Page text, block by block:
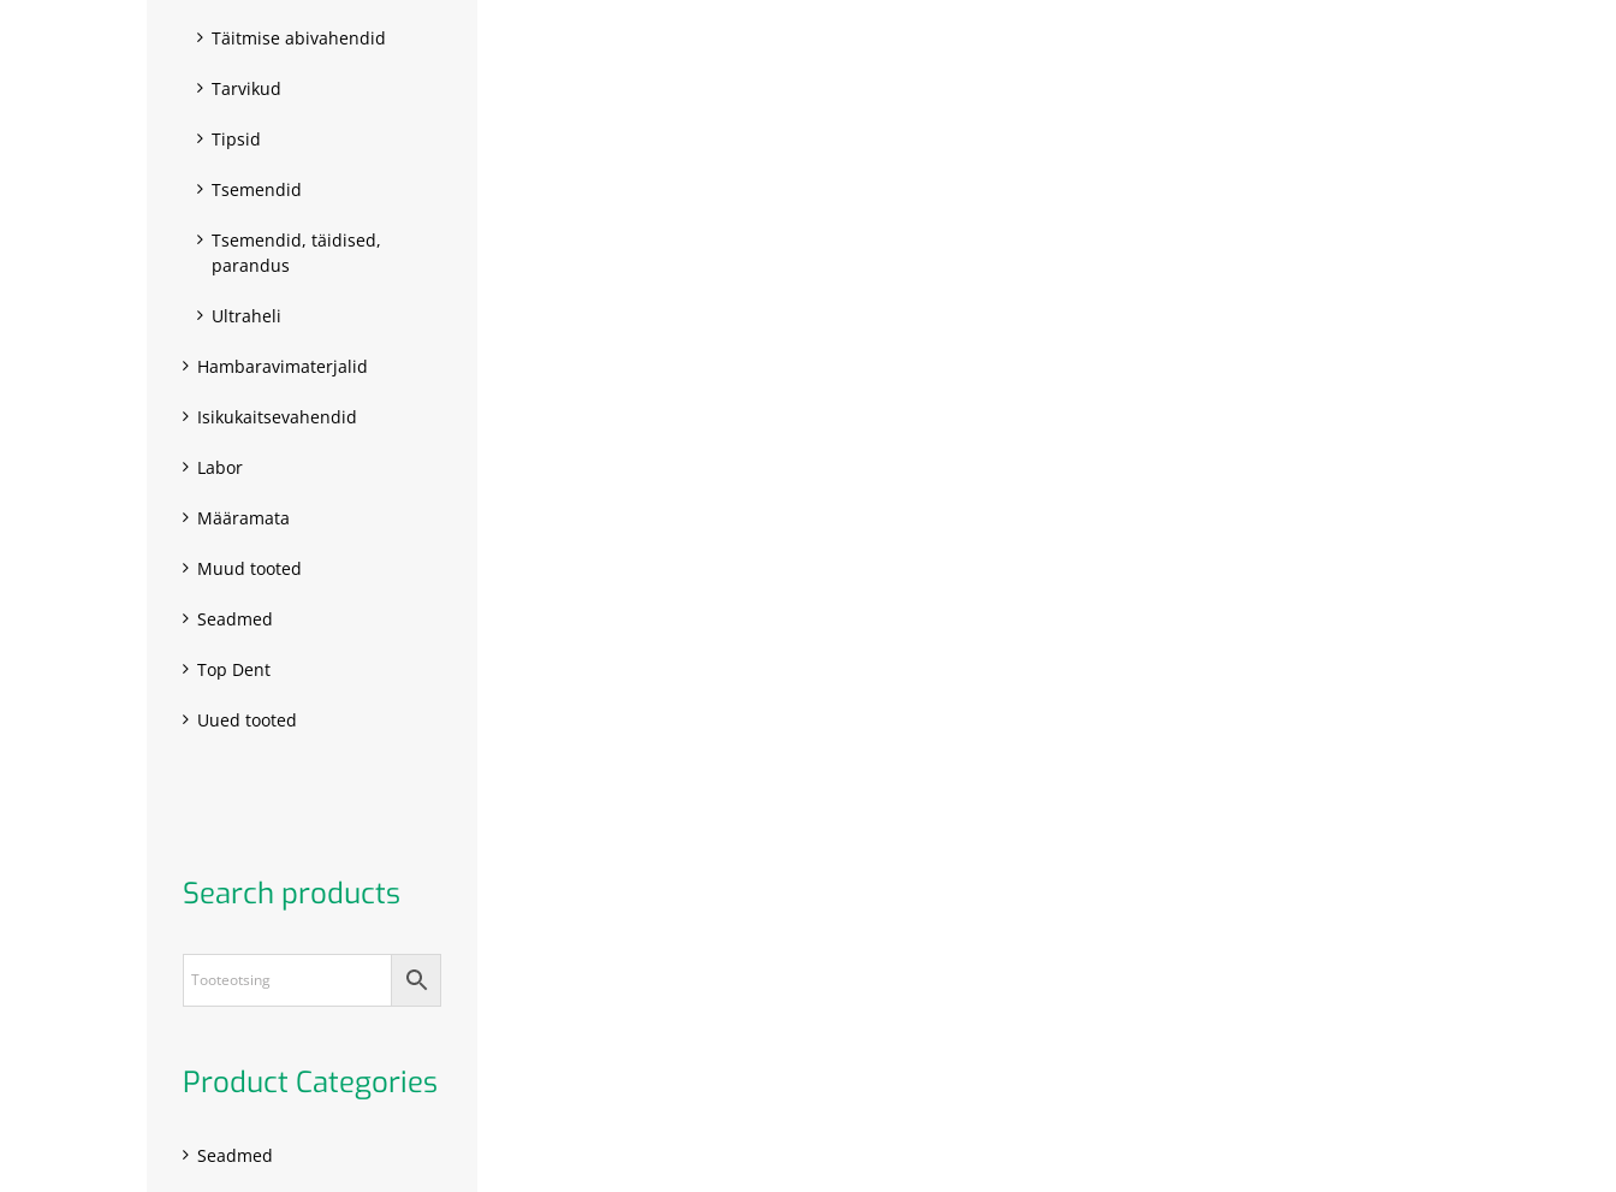
Täitmise abivahendid
Tarvikud
Tipsid
Tsemendid
Tsemendid, täidised,
parandus
Ultraheli
Hambaravimaterjalid
Isikukaitsevahendid
Labor
Määramata
Muud tooted
Seadmed
Top Dent
Uued tooted
Search products
Product Categories
Seadmed